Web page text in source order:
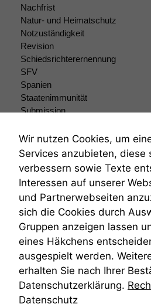
Nachfrist
Natur- und Heimatschutz
Notzuständigkeit
Revision
Schiedsrichterernennung
SFV
Spanien
Staatenimmunität
Submission
Teilungsklage
Venezuela
VRK
Wiederherstellungsanordnung
Zivilprozessordnung
ZPO
Zustellfiktion
Zuständigkeit
Öffentliches Personalrecht
Öffentlichkeitsprinzip
Wir nutzen Cookies, um
Services anzubieten, diese
verbessern sowie Texte
Interessen auf unserer
und Partnerwebseiten
sich die Cookies durch
Gruppen anzeigen lassen
eines Häkchens
ausgespielt werden.
erhalten Sie nach Ihrer
Datenschutzerklärung.
Datenschutz